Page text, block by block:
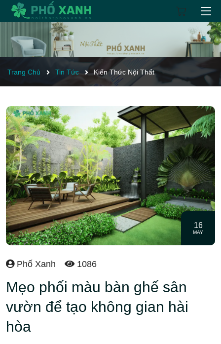
Trang Chủ Tin Tức Kiến Thức Nội Thất
16
MAY
Phố Xanh 1086
Mẹo phối màu bàn ghế sân
vườn để tạo không gian hài
hòa